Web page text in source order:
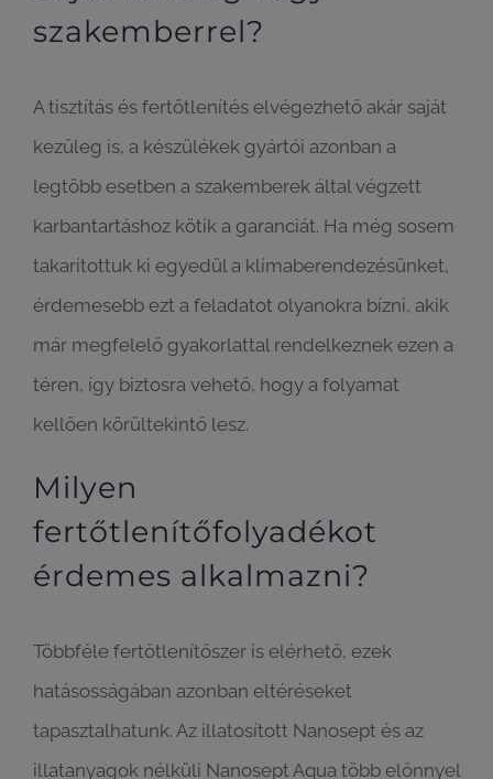
szakemberrel?
A tisztítás és fertőtlenítés elvégezhető akár saját
kezűleg is, a készülékek gyártói azonban a
legtöbb esetben a szakemberek által végzett
karbantartáshoz kötik a garanciát. Ha még sosem
takarítottuk ki egyedül a klímaberendezésünket,
érdemesebb ezt a feladatot olyanokra bízni, akik
már megfelelő gyakorlattal rendelkeznek ezen a
téren, így biztosra vehető, hogy a folyamat
kellően körültekintő lesz.
Milyen
fertőtlenítőfolyadékot
érdemes alkalmazni?
Többféle fertőtlenítőszer is elérhető, ezek
hatásosságában azonban eltéréseket
tapasztalhatunk. Az illatosított Nanosept és az
illatanyagok nélküli Nanosept Aqua több előnnyel